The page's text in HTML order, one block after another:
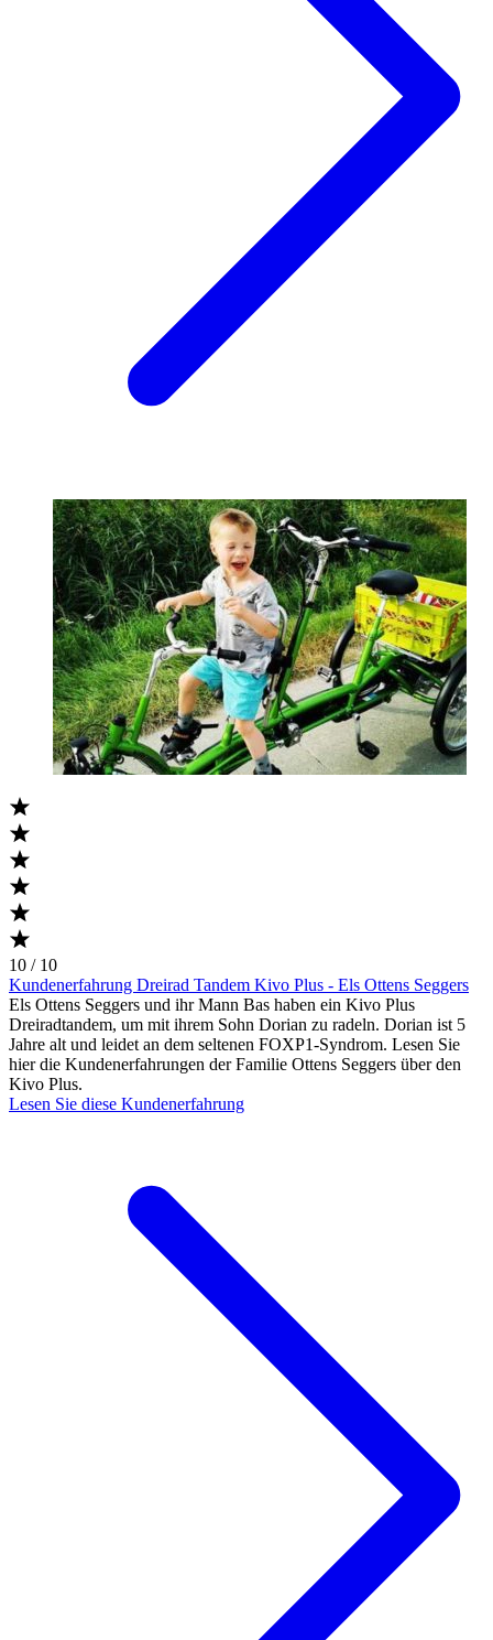
10 / 10
Kundenerfahrung Dreirad Tandem Kivo Plus - Els Ottens Seggers
Els Ottens Seggers und ihr Mann Bas haben ein Kivo Plus
Dreiradtandem, um mit ihrem Sohn Dorian zu radeln. Dorian ist 5
Jahre alt und leidet an dem seltenen FOXP1-Syndrom. Lesen Sie
hier die Kundenerfahrungen der Familie Ottens Seggers über den
Kivo Plus.
Lesen Sie diese Kundenerfahrung